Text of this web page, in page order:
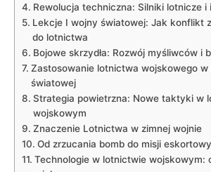
Rewolucja techniczna: Silniki lotnicze i
Lekcje I wojny światowej: Jak konflikt
do lotnictwa
Bojowe skrzydła: Rozwój myśliwców i
Zastosowanie lotnictwa wojskowego w
światowej
Strategia powietrzna: Nowe taktyki w
wojskowym
Znaczenie Lotnictwa w zimnej wojnie
Od zrzucania bomb do misji
Technologie w lotnictwie wojskowym: